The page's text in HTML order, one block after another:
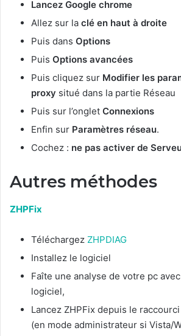
Lancez Google chrome
Allez sur la clé en haut à droite
Puis dans Options
Puis Options avancées
Puis cliquez sur Modifier les
proxy situé dans la partie Réseau
Puis sur l’onglet Connexions
Enfin sur Paramètres réseau.
Cochez : ne pas activer de
Autres méthodes
ZHPFix
Téléchargez ZHPDIAG
Installez le logiciel
Faîte une analyse de votre pc
logiciel,
Lancez ZHPFix depuis le
(en mode administrateur si Vista/